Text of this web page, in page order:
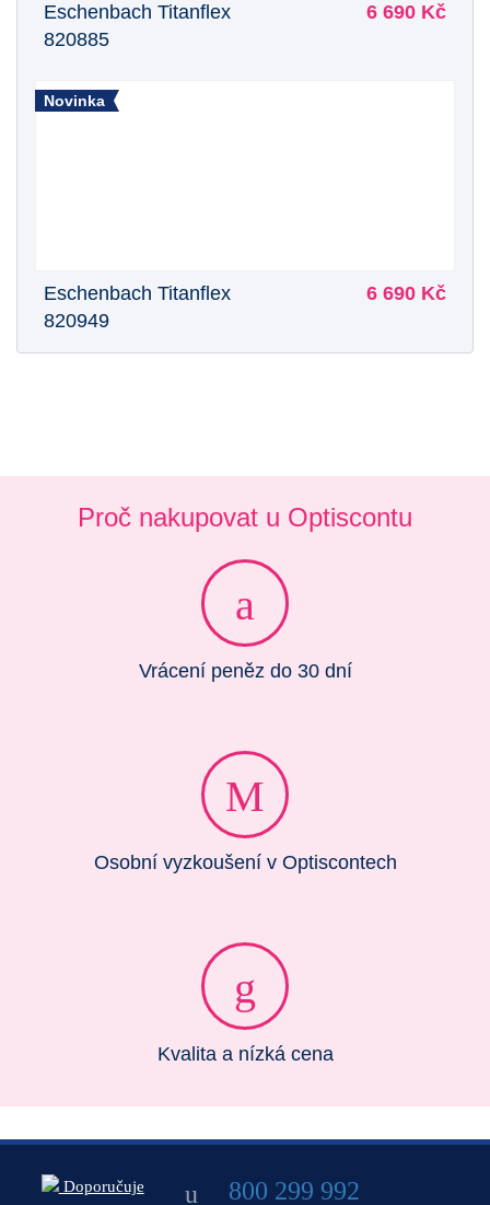
Eschenbach Titanflex
820885
6 690 Kč
Novinka
Eschenbach Titanflex
820949
6 690 Kč
Proč nakupovat u Optiscontu
Vrácení peněz do 30 dní
Osobní vyzkoušení v Optiscontech
Kvalita a nízká cena
Doporučuje 800 299 992